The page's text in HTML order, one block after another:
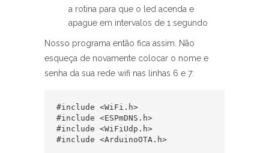
a rotina para que o led acenda e
apague em intervalos de 1 segundo
Nosso programa então fica assim. Não
esqueça de novamente colocar o nome e
senha da sua rede wifi nas linhas 6 e 7:
#include <WiFi.h>
#include <ESPmDNS.h>
#include <WiFiUdp.h>
#include <ArduinoOTA.h>